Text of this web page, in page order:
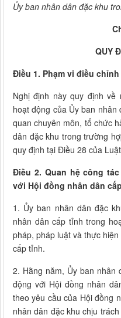
Ủy ban nhân dân đặc khu
QUY
Điều 1. Phạm vi điều chỉnh
Nghị định này quy định
hoạt động của Ủy ban
quan chuyên môn, tổ chức
dân đặc khu trong trường
quy định tại Điều 28 của
Điều 2. Quan hệ công
với Hội đồng nhân dân
1. Ủy ban nhân dân đặc
nhân dân cấp tỉnh trong
pháp, pháp luật và thực
cấp tỉnh.
2. Hằng năm, Ủy ban nhân
động với Hội đồng nhân
theo yêu cầu của Hội đồng
nhân dân đặc khu chịu